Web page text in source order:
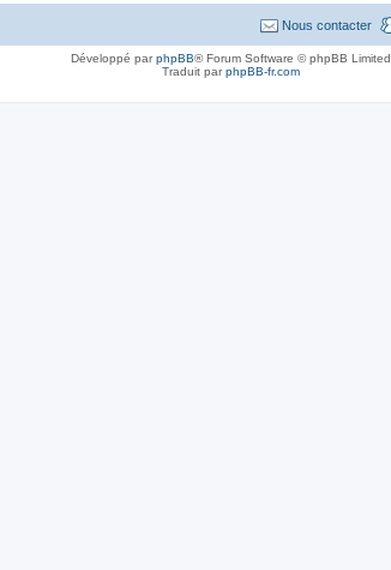
Nous contacter
Développé parphpBB® Forum Software © phpBB Limited
Traduit parphpBB-fr.com